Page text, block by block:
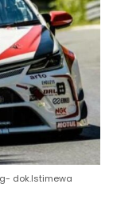
dok.Istimewa